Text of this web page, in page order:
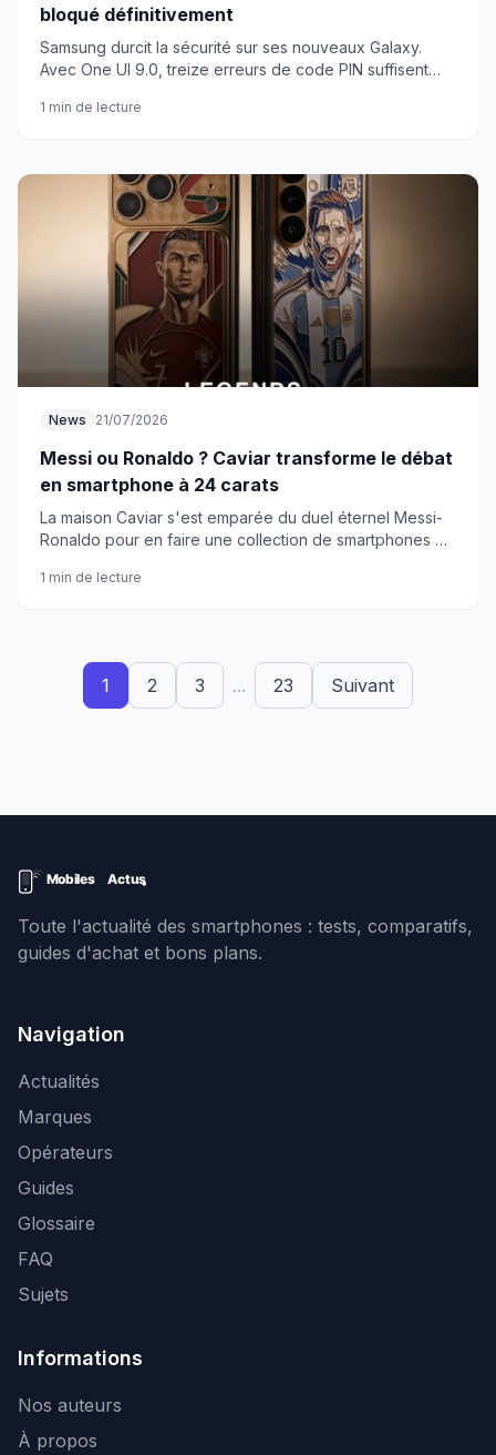
bloqué définitivement
Samsung durcit la sécurité sur ses nouveaux Galaxy.
Avec One UI 9.0, treize erreurs de code PIN suffisent
1 min de lecture
News 21/07/2026
Messi ou Ronaldo ? Caviar transforme le débat
en smartphone à 24 carats
La maison Caviar s'est emparée du duel éternel Messi-
Ronaldo pour en faire une collection de smartphones en
dizaines de milliers d'euros.
1 min de lecture
1 2 3 ... 23 Suivant
Toute l'actualité des smartphones : tests, comparatifs,
guides d'achat et bons plans.
Navigation
Actualités
Marques
Opérateurs
Guides
Glossaire
FAQ
Sujets
Informations
Nos auteurs
À propos